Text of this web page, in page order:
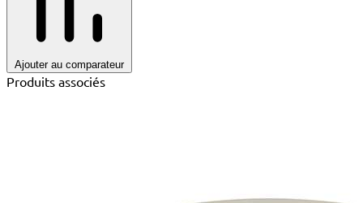
Ajouter au comparateur
Produits associés